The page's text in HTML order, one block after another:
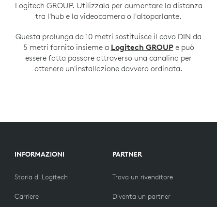
Logitech GROUP. Utilizzala per aumentare la distanza
tra l'hub e la videocamera o l'altoparlante.
Questa prolunga da 10 metri sostituisce il cavo DIN da
5 metri fornito insieme a Logitech GROUPe può
essere fatta passare attraverso una canalina per
ottenere un'installazione davvero ordinata.
INFORMAZIONI
Storia di Logitech
Carriere
PARTNER
Trova un rivenditore
Diventa un partner